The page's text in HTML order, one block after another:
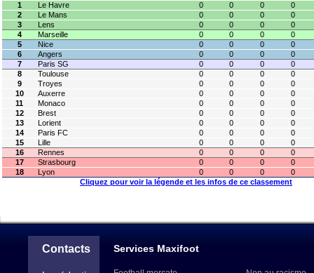
1
Le Havre 0 0 0
0
2
Le Mans 0 0 0
0
3
Lens 0 0 0
0
4
Marseille 0 0 0
0
5
Nice 0 0 0
0
6
Angers 0 0 0
0
7
Paris SG 0 0 0
0
8
Toulouse 0 0 0
0
9
Troyes 0 0 0
0
10
Auxerre 0 0 0
0
11
Monaco 0 0 0
0
12
Brest 0 0 0
0
13
Lorient 0 0 0
0
14
Paris FC 0 0 0
0
15
Lille 0 0 0
0
16
Rennes 0 0 0
0
17
Strasbourg 0 0 0
0
18
Lyon 0 0 0
0
Cliquez pour voir la légende et les infos de ce classement
Contacts Services Maxifoot